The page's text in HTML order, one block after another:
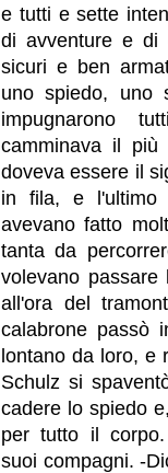
e tutti e sette
di avventure e di
sicuri e ben
uno spiedo, uno
impugnarono
camminava il
doveva essere il
in fila, e l'ultimo
avevano fatto
tanta da
volevano
all'ora del
calabrone passò
lontano da loro, e
Schulz si
cadere lo spiedo
per tutto il
suoi compagni. -